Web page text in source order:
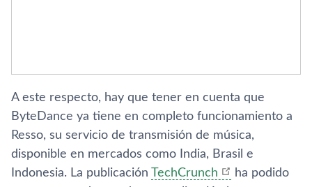
A este respecto, hay que tener en cuenta que
ByteDance ya tiene en completo funcionamiento a
Resso, su servicio de transmisión de música,
disponible en mercados como India, Brasil e
Indonesia. La publicación TechCrunch
ha podido